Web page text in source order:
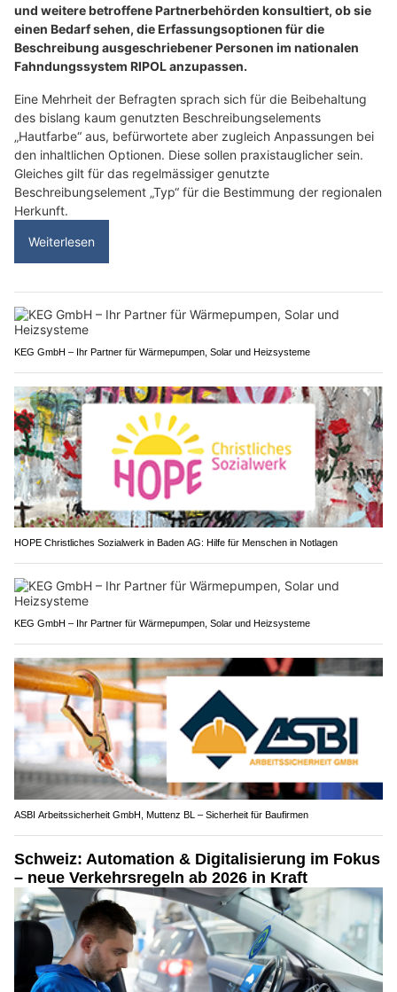
und weitere betroffene Partnerbehörden konsultiert, ob sie
einen Bedarf sehen, die Erfassungsoptionen für die
Beschreibung ausgeschriebener Personen im nationalen
Fahndungssystem RIPOL anzupassen.
Eine Mehrheit der Befragten sprach sich für die Beibehaltung
des bislang kaum genutzten Beschreibungselements
„Hautfarbe“ aus, befürwortete aber zugleich Anpassungen bei
den inhaltlichen Optionen. Diese sollen praxistauglicher sein.
Gleiches gilt für das regelmässiger genutzte
Beschreibungselement „Typ“ für die Bestimmung der regionalen
Herkunft.
Weiterlesen
KEG GmbH – Ihr Partner für Wärmepumpen, Solar und Heizsysteme
HOPE Christliches Sozialwerk in Baden AG: Hilfe für Menschen in Notlagen
KEG GmbH – Ihr Partner für Wärmepumpen, Solar und Heizsysteme
ASBI Arbeitssicherheit GmbH, Muttenz BL – Sicherheit für Baufirmen
Schweiz: Automation & Digitalisierung im Fokus
– neue Verkehrsregeln ab 2026 in Kraft